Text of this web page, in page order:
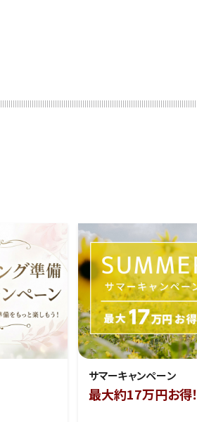
サマーキャンペーン
最大約17万円お得